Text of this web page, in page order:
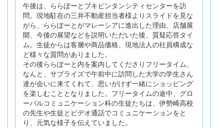
午後は、ららぽーとブキビンタンシティセンターを訪
問。現地駐在の三井不動産担当者様よりスライドを見な
がら、ららぽーとがマレーシアに進出した理由、店舗展
開、今後の展望などを説明いただいた後、質疑応答タイ
ム。生徒からは客層や商品価格、現地法人の社員構成な
ど様々な質問がありました。
その後ららぽーと内を案内してくださりフリータイム。
なんと、サプライズで午前中に訪問した大学の学生さん
達が会いに来てくれて、思いがけず一緒にショッピング
を楽しむこととなりました。フリータイムの途中、グロ
ーバルコミュニケーション科の生徒たちは、伊勢崎高校
の先生や生徒とビデオ通話でコミュニケーションをと
り、元気な様子を伝えていました。